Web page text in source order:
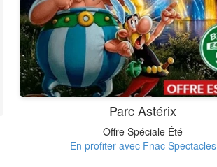
Parc Astérix
Offre Spéciale Été
En profiter avec Fnac Spectacles